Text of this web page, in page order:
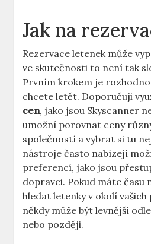
Jak na
Rezervace letenek může
ve skutečnosti to není tak
Prvním krokem je
chcete letět. Doporučuji
cen, jako jsou Skyscanner
umožní porovnat ceny
společností a vybrat si tu
nástroje často nabízejí
preferencí, jako jsou
dopravci. Pokud máte času
hledat letenky v okolí
někdy může být levnější
nebo později.